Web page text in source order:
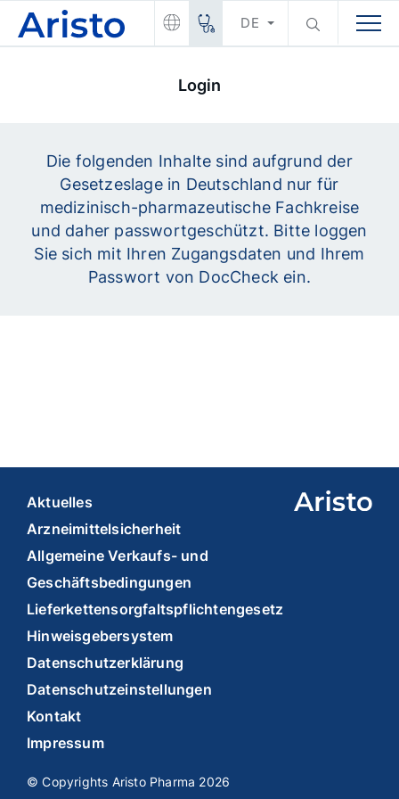
DE
Login
Die folgenden Inhalte sind aufgrund der
Gesetzeslage in Deutschland nur für
medizinisch-pharmazeutische Fachkreise
und daher passwortgeschützt. Bitte loggen
Sie sich mit Ihren Zugangsdaten und Ihrem
Passwort von DocCheck ein.
Aktuelles
Arzneimittelsicherheit
Allgemeine Verkaufs- und
Geschäftsbedingungen
Lieferkettensorgfaltspflichtengesetz
Hinweisgebersystem
Datenschutzerklärung
Datenschutzeinstellungen
Kontakt
Impressum
© Copyrights Aristo Pharma 2026